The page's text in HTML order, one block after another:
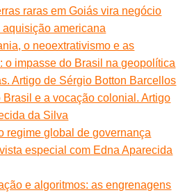
raras em Goiás vira negócio
americana
o neoextrativismo e as
o impasse do Brasil na geopolítica
Artigo de Sérgio Botton Barcellos
Brasil e a vocação colonial. Artigo
da Silva
regime global de governança
especial com Edna Aparecida
e algoritmos: as engrenagens